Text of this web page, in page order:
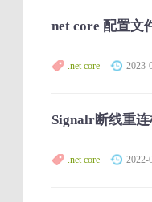
net core 配置文
.net core 2023-
Signalr断线重连
.net core 2022-